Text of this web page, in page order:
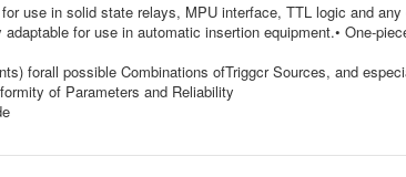
use in solid state relays, MPU interface, TTL logic and
for use in automatic insertion equipment.• One-
forall possible Combinations ofTriggcr Sources, and
of Parameters and Reliability